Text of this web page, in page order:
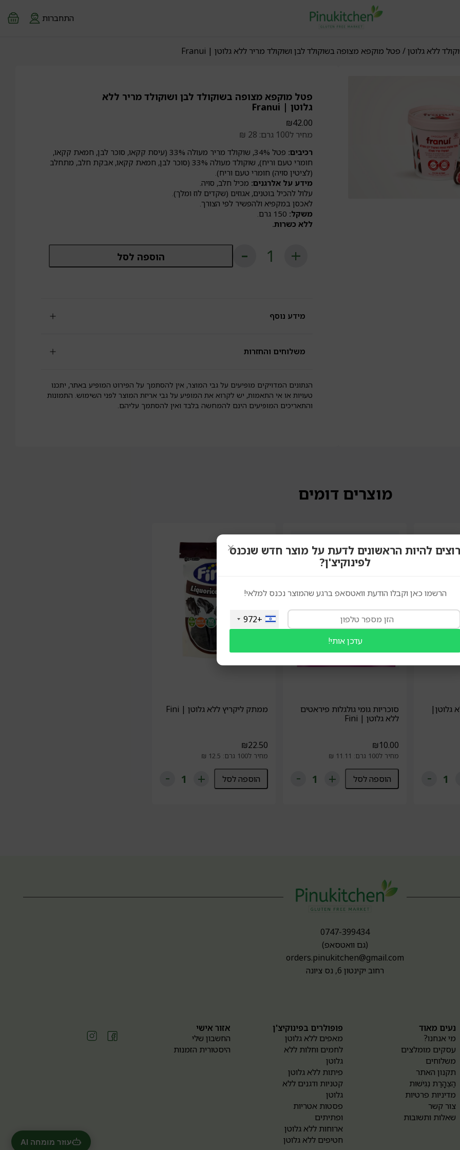
התחברות
ללא גלוטן/ פטל מוקפא מצופה בשוקולד לבן ושוקולד מריר ללא גלוטן | Franui
פטל מוקפא מצופה בשוקולד לבן ושוקולד מריר ללא
גלוטן | Franui
₪42.00
מחיר ל100 גרם: 28 ₪
רכיבים:
פטל 34%, שוקולד מריר מעולה 33% (עיסת קקאו, סוכר לבן, חמאת קקאו,
חומרי טעם וריח), שוקולד מעולה 33% (סוכר לבן, חמאת קקאו, אבקת חלב, מתחלב
(לציטין סויה) חומרי טעם וריח).
מידע על אלרגנים: מכיל חלב, סויה.
עלול להכיל בוטנים, אגוזים (שקדים לוז ומלך).
לאכסן במקפיא ולהפשיר לפי הצורך.
משקל:
ללא כשרות.
כמות
פטל
הוספה לסל
מידע נוסף
משלוחים והחזרות
הנתונים המדויקים מופיעים על גבי המוצר, אין להסתמך על הפירוט המופיע באתר, יתכנו
טעויות או אי התאמות, יש לקרוא את המופיע על גבי אריזת המוצר לפני השימוש. התמונות
והתאריכים המופיעים הינם להמחשה בלבד ואין להסתמך עליהם.
מוצרים דומים
גלוטן|
סוכריות גומי גולגלות פיראטים
ללא גלוטן | Fini
₪10.00
מחיר ל100 גרם: 11.11 ₪
הוספה לסל
ממתק ליקריץ ללא גלוטן | Fini
₪22.50
מחיר ל100 גרם: 12.5 ₪
הוספה לסל
0747-399434
(גם וואטסאפ)
orders.pinukitchen@gmail.com
רחוב יקינטון 6, נס ציונה
נעים מאוד
מי אנחנו?
עסקים מומלצים
משלוחים
תקנון האתר
הַצְהָרַת נְגִישׁוּת
מדיניות פרטיות
צור קשר
שאלות ותשובות
פופולרים בפינוקיצ'ן
מאפים ללא גלוטן
לחמים וחלות ללא
גלוטן
פיתות ללא גלוטן
קטניות ודגנים ללא
גלוטן
פסטות אטריות
ופתיתים
ארוחות ללא גלוטן
חטיפים ללא גלוטן
אזור אישי
החשבון שלי
היסטורית הזמנות
רוצים להיות הראשונים לדעת על מוצר חדש שנכנס
לפינוקיצ'ן?
×
הרשמו כאן וקבלו הודעת וואטסאפ ברגע שהמוצר נכנס למלאי!
+972
עדכן אותי!
עוזר מומחה AI